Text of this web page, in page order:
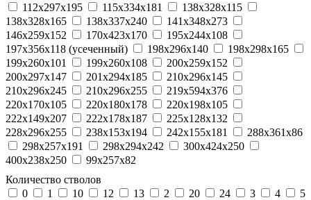
112x297x195
115x334x181
138x328x115
138x328x165
138x337x240
141x348x273
146x259x152
170x423x170
195x244x108
197x356x118 (усеченный)
198x296x140
198x298x165
199x260x101
199x260x108
200x259x152
200x297x147
201x294x185
210x296x145
210x296x245
210x296x255
219x594x376
220x170x105
220x180x178
220x198x105
222x149x207
222x178x187
225x128x132
228x296x255
238x153x194 242x155x181
288x361x86
298x257x191
298x294x242
300x424x250
400x238x250
99x257x82
Количество стволов
0
1 10 12 13 2 20 24 3 4
5